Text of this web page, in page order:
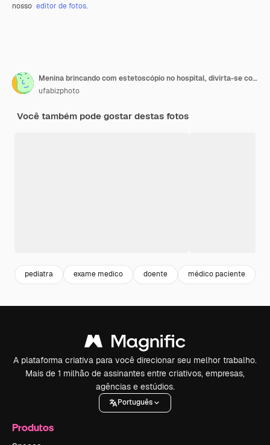
nosso editor de fotos.
Menina brincando com estetoscópio no hospital, divirta-se com a mulher médica em traje médico, ouça o batimento cardíaco da enfermeira. Medicina, conceito de saúde
ufabizphoto
Você também pode gostar destas fotos
pediatra exame medico doente médico paciente
A plataforma criativa para você direcionar seu melhor trabalho.
Mais de 1 milhão de assinantes entre criativos, empresas,
agências e estúdios.
Português
Produtos